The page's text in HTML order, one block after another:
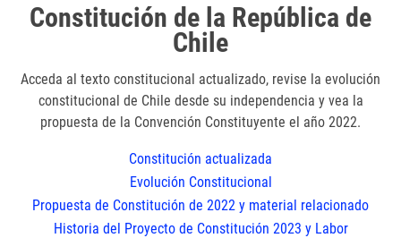
Constitución de la República de
Chile
Acceda al texto constitucional actualizado, revise la evolución
constitucional de Chile desde su independencia y vea la
propuesta de la Convención Constituyente el año 2022.
Constitución actualizada
Evolución Constitucional
Propuesta de Constitución de 2022 y material relacionado
Historia del Proyecto de Constitución 2023 y Labor